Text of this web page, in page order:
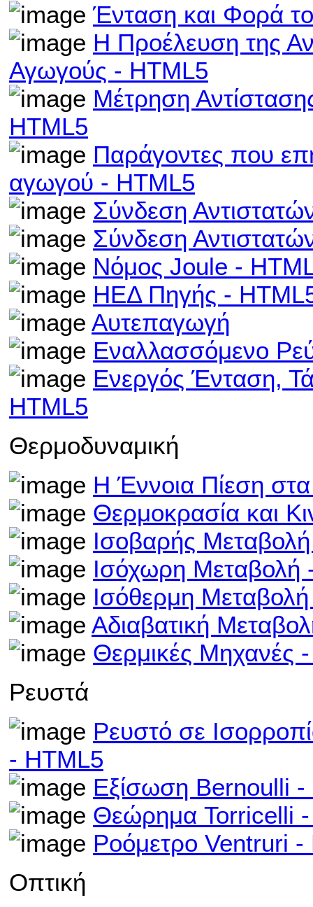
Ένταση και Φορά
Η Προέλευση της
Αγωγούς - HTML5
Μέτρηση
HTML5
Παράγοντες που
αγωγού - HTML5
Σύνδεση
Σύνδεση
Νόμος Joule -
ΗΕΔ Πηγής -
Αυτεπαγωγή
Εναλλασσόμενο
Ενεργός Ένταση,
HTML5
Θερμοδυναμική
Η Έννοια Πίεση
Θερμοκρασία και
Ισοβαρής
Ισόχωρη Μεταβολή
Ισόθερμη
Αδιαβατική
Θερμικές Μηχανές
Ρευστά
Ρευστό σε
- HTML5
Εξίσωση Bernoulli -
Θεώρημα Torricelli
Ροόμετρο Ventruri -
Οπτική